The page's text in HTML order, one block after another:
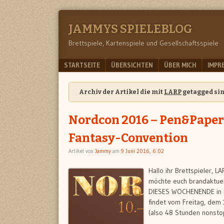
JAMMYS SPIELEBLOG
Brettspiele, Kartenspiele und Gesellschaftsspiele
Menu
SKIP TO CONTENT
STARTSEITE ÜBERSICHTEN ÜBER MICH
Archiv der Artikel die mit LARP getagged
Nordcon 2016 –
Fantasy-Convention
Artikel von Jammy am 9 Juni 2016, 6:02
Hallo ihr Brettspieler,
möchte euch
DIESES WOCHENENDE
findet vom Freitag, dem
(also 48 Stunden